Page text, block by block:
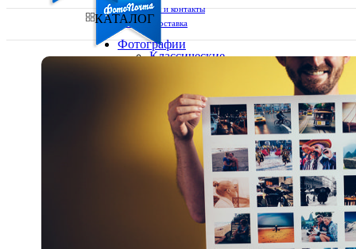
Поддержка и контакты
Оплата и доставка
Ваш регион доставки
Выберите из списка:
КАТАЛОГ
Фотографии
Классические
10х15
13х18
15х15
15х20
20х20
20х30
30х30
30х40
А4